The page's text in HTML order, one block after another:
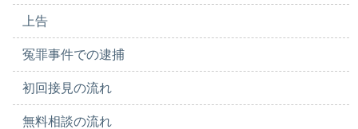
上告
冤罪事件での逮捕
初回接見の流れ
無料相談の流れ